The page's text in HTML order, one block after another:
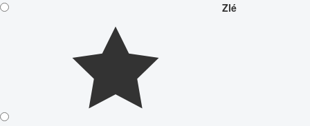
Zlé